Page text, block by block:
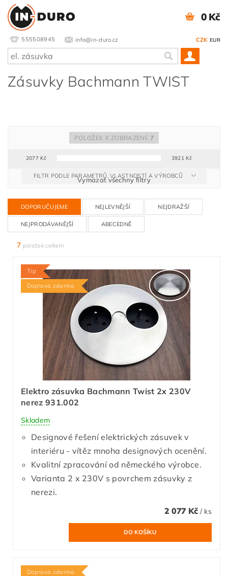
555508945 info@in-duro.cz CZK EUR
0 Kč
Zásuvky Bachmann TWIST
2077Kč 3921 Kč
POLOŽEK K ZOBRAZENÍ: 7
FILTR PODLE PARAMETRŮ, VLASTNOSTÍ A VÝROBCŮ
Vymazat všechny filtry
DOPORUČUJEME NEJLEVNĚJŠÍ NEJDRAŽŠÍ
NEJPRODÁVANĚJŠÍ ABECEDNĚ
7 položek celkem
Tip
Doprava zdarma
Elektro zásuvka Bachmann Twist 2x 230V
nerez 931.002
Skladem
Designové řešení elektrických zásuvek v
interiéru - vítěz mnoha designových ocenění.
Kvalitní zpracování od německého výrobce.
Varianta 2 x 230V s povrchem zásuvky z
nerezi.
2 077 Kč / ks
Doprava zdarma